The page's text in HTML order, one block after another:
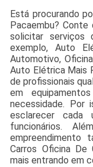
Está procurando
Pacaembu?
solicitar serviços
exemplo, Auto
Automotivo,
Auto Elétrica Mais
de profissionais
em
necessidade. Por
esclarecer cada
funcionários.
empreendimento
Carros Oficina De
mais entrando em